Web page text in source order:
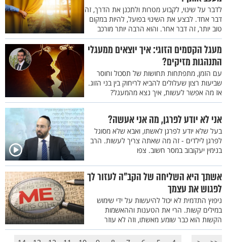
לדבר על שינוי, לקבוע מטרות ולתכנן את הדרך, זה
דבר אחד. לבצע את השינוי בפועל, להיות במקום
טוב יותר, זה דבר אחר. והוא הרבה יותר מורכב
מעגל הקסמים הזוגי: איך יוצאים ממעגלי
התנהגות מזיקים?
עם הזמן, מתפתחות תחושות של תסכול וחוסר
שביעות רצון שעלולים להביא לריחוק בין בני הזוג.
אז מה אפשר לעשות, איך נצא מהמעגל?
אני לא יודע לפרגן, מה אני אעשה?
בעל שלא יודע לפרגן לאשתו, ואבא שלא מסוגל
לפרגן לילדים - זה מה שאתה צריך לעשות. הרב
בנימין יעקובוב במסר חשוב. צפו
אשתך היא השליחה של הקב"ה לעזור לך
לפגוש את עצמך
ניפוץ התדמית לא יכול להיעשות על ידי שימוש
במילים קשות. הרי את הטענות וההאשמות
הקשות הוא כבר שומע מאשתו, וזה לא עוזר